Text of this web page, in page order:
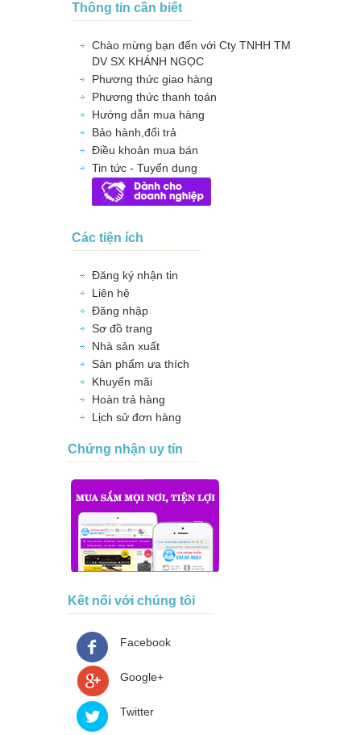
Thông tin cần biết
Chào mừng bạn đến với Cty TNHH TM
DV SX KHÁNH NGỌC
Phương thức giao hàng
Phương thức thanh toán
Hướng dẫn mua hàng
Bảo hành,đổi trả
Điều khoản mua bán
Tin tức - Tuyển dụng
Các tiện ích
Đăng ký nhận tin
Liên hệ
Đăng nhập
Sơ đồ trang
Nhà sản xuất
Sản phẩm ưa thích
Khuyến mãi
Hoàn trả hàng
Lịch sử đơn hàng
Chứng nhận uy tín
Kết nối với chúng tôi
Facebook
Google+
Twitter